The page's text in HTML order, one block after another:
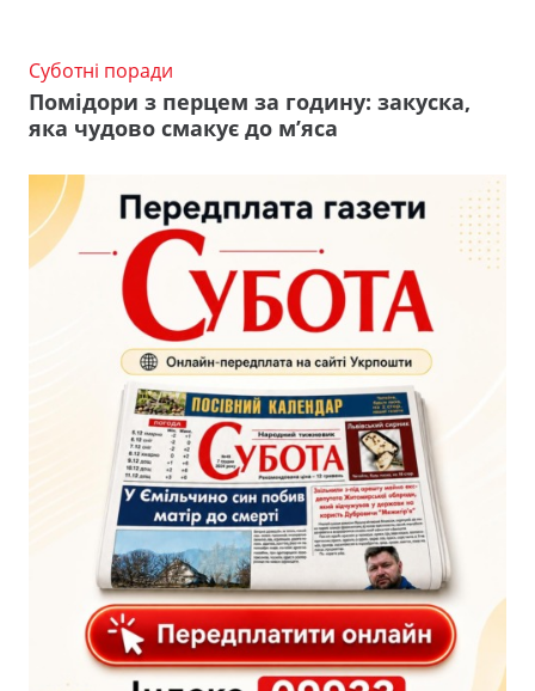
Суботні поради
Помідори з перцем за годину: закуска,
яка чудово смакує до м’яса